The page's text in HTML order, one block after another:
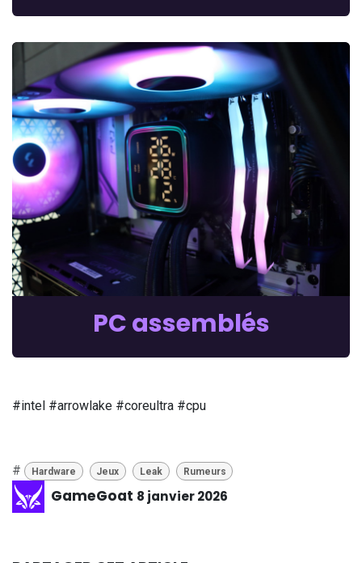
PC assemblés
#intel #arrowlake #coreultra #cpu
# Hardware Jeux Leak Rumeurs
GameGoat 8 janvier 2026